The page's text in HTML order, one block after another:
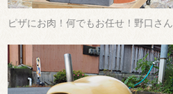
ピザにお肉！何でもお任せ！野口さん